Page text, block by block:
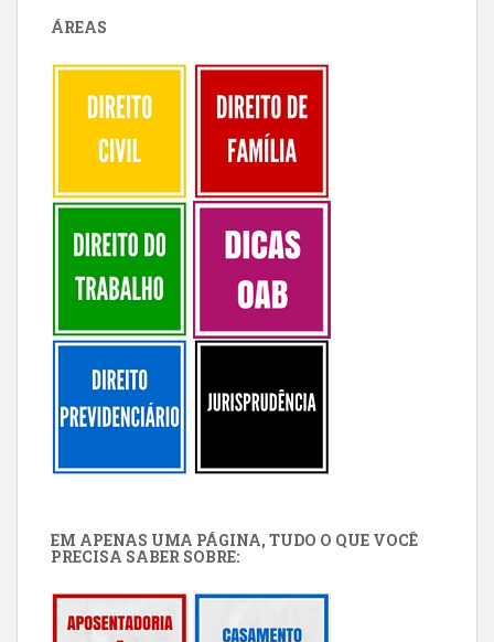
ÁREAS
EM APENAS UMA PÁGINA, TUDO O QUE VOCÊ
PRECISA SABER SOBRE: